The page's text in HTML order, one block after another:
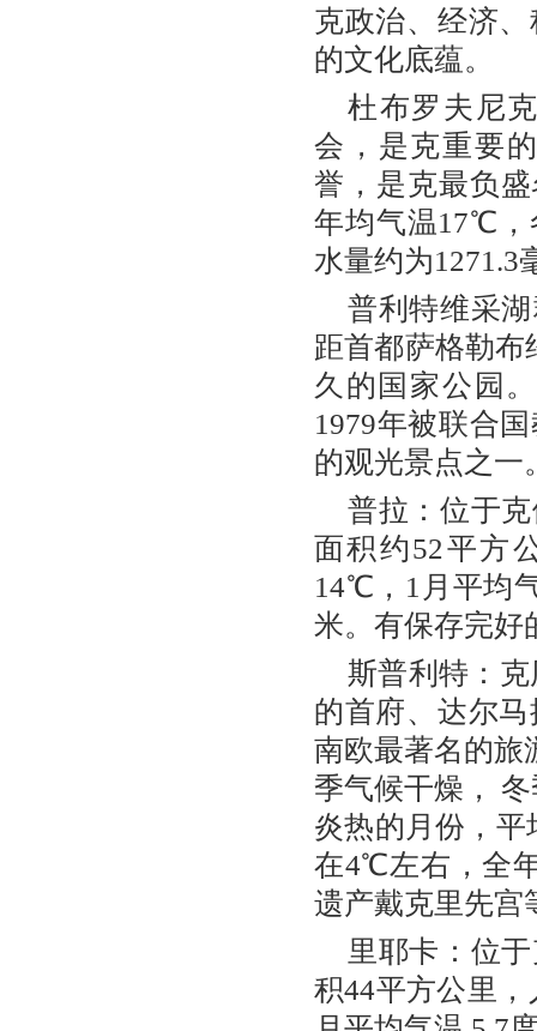
克政治、经济
的文化底蕴。
杜布罗夫尼
会，是克重要
誉，是克最负
年均气温17℃
水量约为1271.3
普利特维采
距首都萨格勒布
久的国家公园
1979年被联合
的观光景点之一
普拉：位于
面积约52平方
14℃，1月平均
米。有保存完好
斯普利特：
的首府、达尔
南欧最著名的旅
季气候干燥，
炎热的月份，
在4℃左右，全
遗产戴克里先宫
里耶卡：位
积44平方公里